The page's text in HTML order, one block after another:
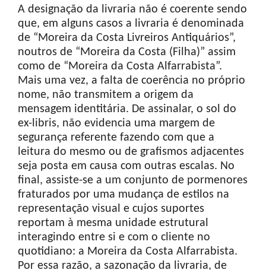
A designação da livraria não é coerente sendo
que, em alguns casos a livraria é denominada
de “Moreira da Costa Livreiros Antiquários”,
noutros de “Moreira da Costa (Filha)” assim
como de “Moreira da Costa Alfarrabista”.
Mais uma vez, a falta de coerência no próprio
nome, não transmitem a origem da
mensagem identitária. De assinalar, o sol do
ex-libris, não evidencia uma margem de
segurança referente fazendo com que a
leitura do mesmo ou de grafismos adjacentes
seja posta em causa com outras escalas. No
final, assiste-se a um conjunto de pormenores
fraturados por uma mudança de estilos na
representação visual e cujos suportes
reportam à mesma unidade estrutural
interagindo entre si e com o cliente no
quotidiano: a Moreira da Costa Alfarrabista.
Por essa razão, a sazonação da livraria, de